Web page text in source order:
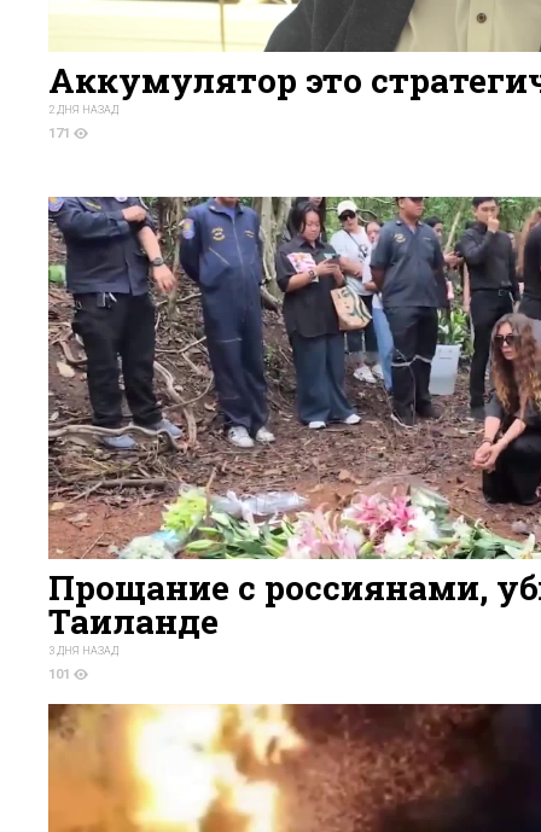
Аккумулятор это
2 ДНЯ НАЗАД
171
Прощание с россиянами,
Таиланде
3 ДНЯ НАЗАД
101